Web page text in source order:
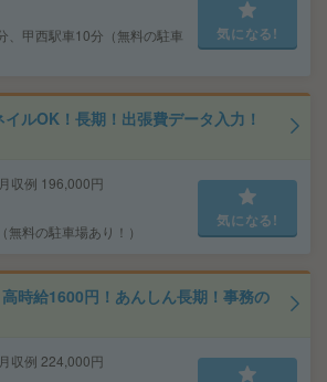
、甲西駅車10分（無料の駐車
気になる!
イルOK！長期！出張費データ入力！
収例 196,000円
無料の駐車場あり！）
気になる!
高時給1600円！あんしん長期！事務の
収例 224,000円